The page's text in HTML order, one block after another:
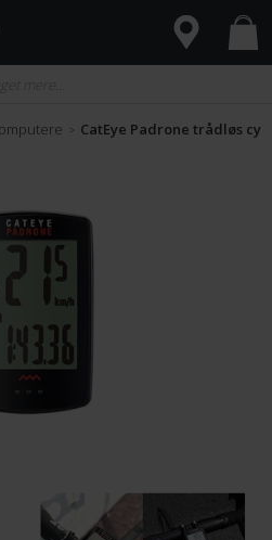
> CatEye Padrone trådløs